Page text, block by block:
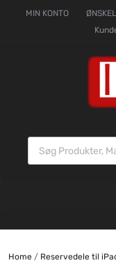
MIN KONTO
Home/ Reservedele til